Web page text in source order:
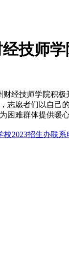
技师
经技师学院积
志愿者们以自己
困难群体提供暖
2023招生办联系